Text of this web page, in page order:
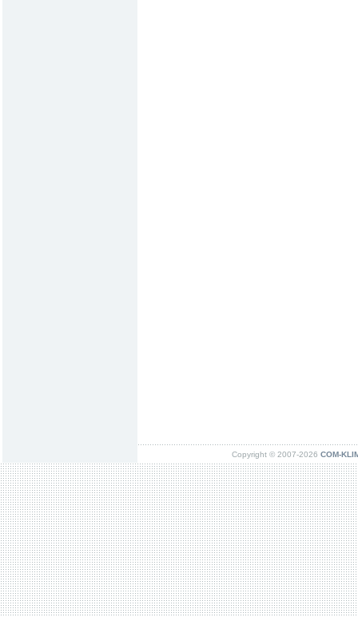
Copyright © 2007-2026 COM-